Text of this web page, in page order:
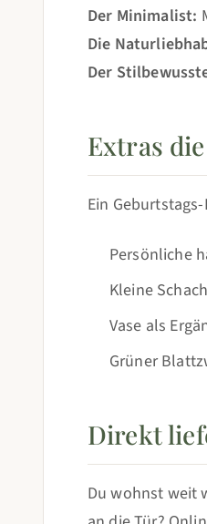
Der Minimalist:
Die
Der
Extras
Ein
Persönliche
Kleine
Vase als
Grüner
Direkt
Du wohnst weit